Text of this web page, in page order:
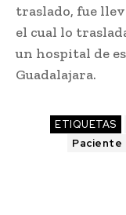
traslado, fue
el cual lo
un hospital de
Guadalajara.
ETIQUETAS
Paciente